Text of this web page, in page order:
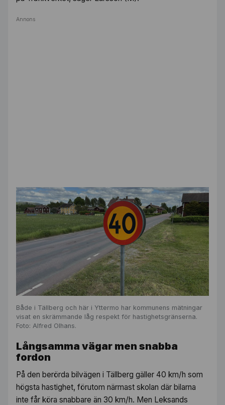
Annons
Både i Tällberg och här i Yttermo har kommunens mätningar
visat en skrämmande låg respekt för hastighetsgränserna.
Foto: Alfred Olhans.
Långsamma vägar men snabba
fordon
På den berörda bilvägen i Tällberg gäller 40 km/h som
högsta hastighet, förutom närmast skolan där bilarna
inte får köra snabbare än 30 km/h. Men Leksands